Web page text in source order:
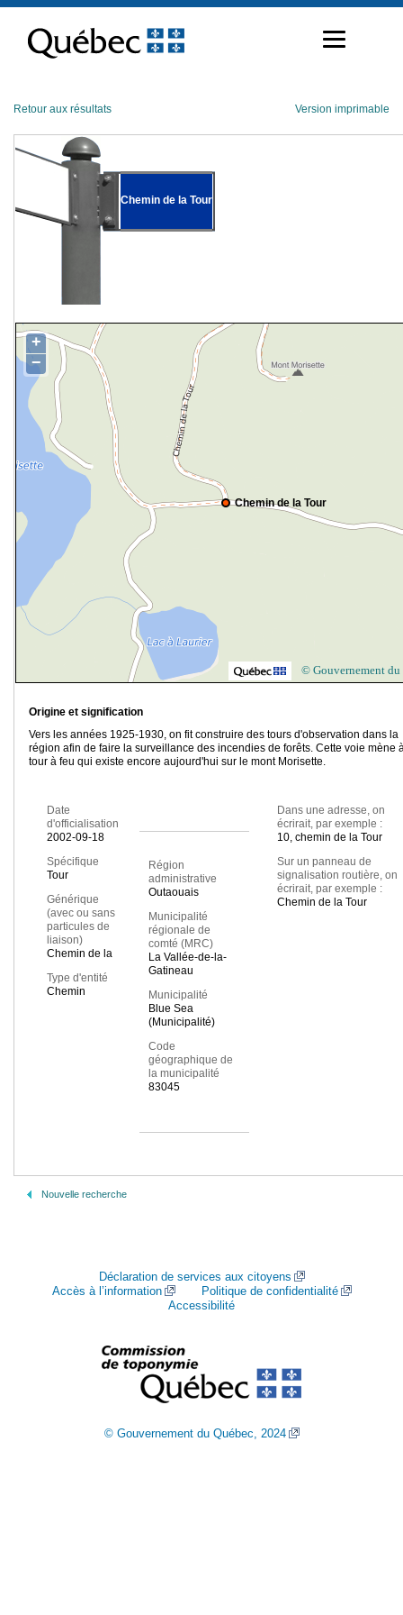
contenu
Retour aux résultats Version imprimable
Chemin de la Tour
Chemin de la Tour
+
−
© Gouvernement du
Origine et signification
Vers les années 1925-1930, on fit construire des tours d'observation dans la
région afin de faire la surveillance des incendies de forêts. Cette voie mène
tour à feu qui existe encore aujourd'hui sur le mont Morisette.
Date
d'officialisation
2002-09-18
Spécifique
Tour
Générique
(avec ou sans
particules de
liaison)
Chemin de la
Type d'entité
Chemin
Région
administrative
Outaouais
Municipalité
régionale de
comté (MRC)
La Vallée-de-la-
Gatineau
Municipalité
Blue Sea
(Municipalité)
Code
géographique de
la municipalité
83045
Dans une adresse, on
écrirait, par exemple :
10, chemin de la Tour
Sur un panneau de
signalisation routière, on
écrirait, par exemple :
Chemin de la Tour
Nouvelle recherche
Déclaration de services aux citoyens
Accès à l’information
Politique de confidentialité
Accessibilité
© Gouvernement du Québec, 2024